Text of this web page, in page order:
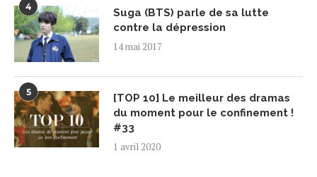
4
Suga (BTS) parle de sa lutte
contre la dépression
14 mai 2017
5
[TOP 10] Le meilleur des dramas
du moment pour le confinement !
#33
1 avril 2020